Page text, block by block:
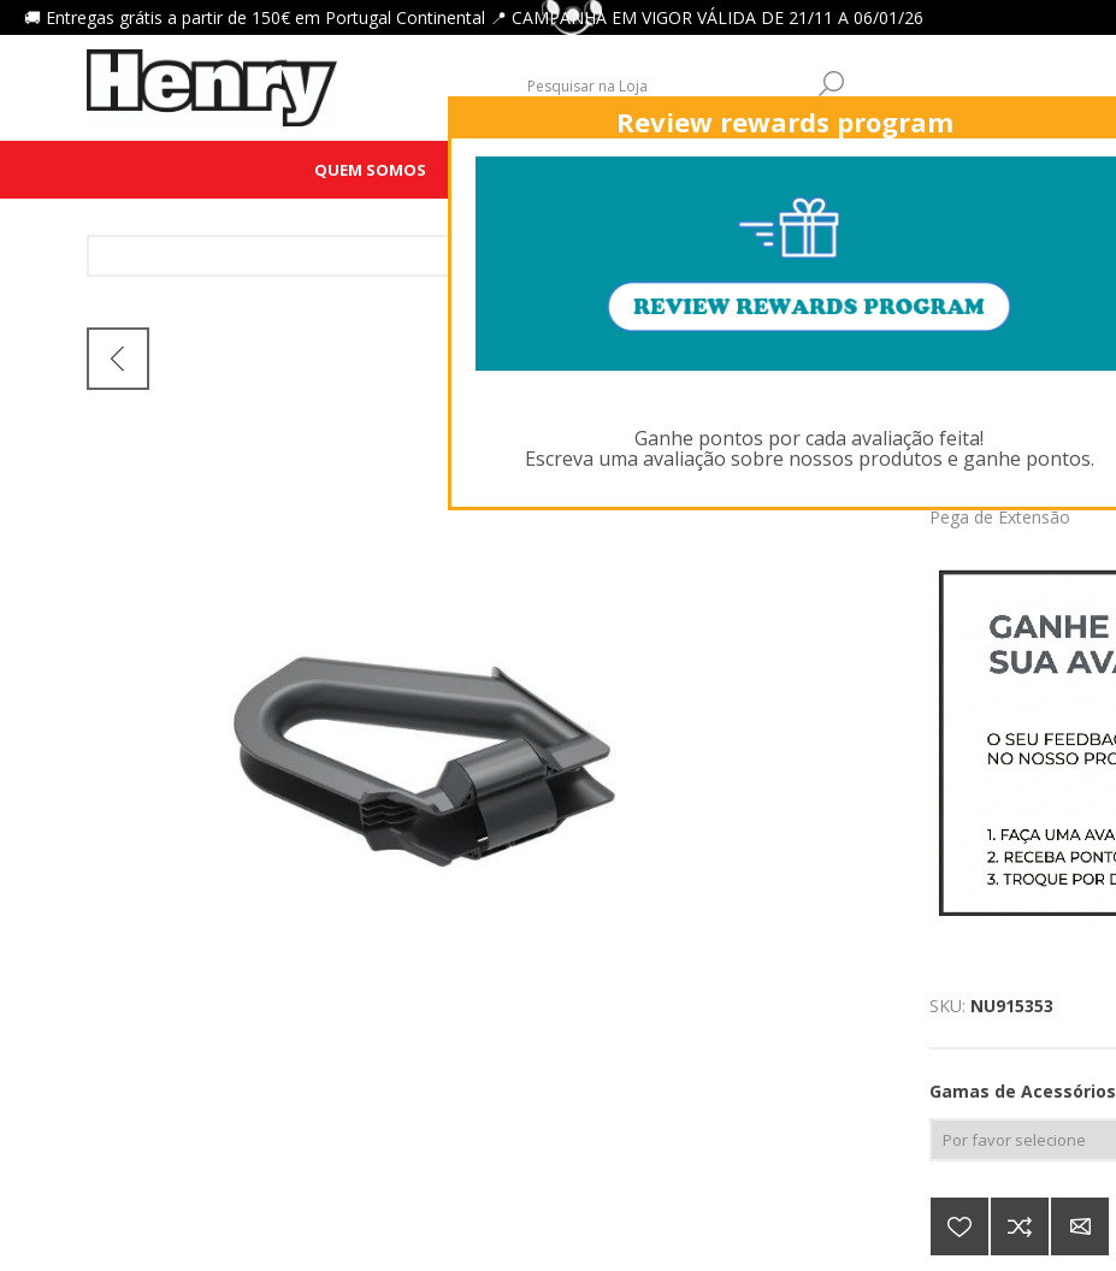
🚚 Entregas grátis a partir de 150€ em Portugal Continental 📍 CAMPANHA EM VIGOR VÁLIDA DE 21/11 A 06/01/26
QUEM SOMOS
PEGA DE EXTENSÃO ASPIRADOR VERTICAL
Pega de Extensão
SKU: NU915353
Gamas de Acessórios
Review rewards program
Ganhe pontos por cada avaliação feita!
Escreva uma avaliação sobre nossos produtos e ganhe pontos.